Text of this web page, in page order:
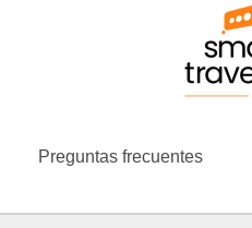
N/E
Preguntas frecuentes